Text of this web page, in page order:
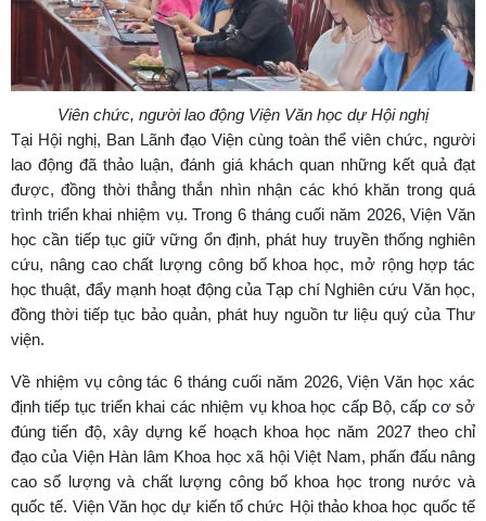
Viên chức, người lao động Viện Văn học dự Hội nghị
Tại Hội nghị, Ban Lãnh đạo Viện cùng toàn thể viên chức, người
lao động đã thảo luận, đánh giá khách quan những kết quả đạt
được, đồng thời thẳng thắn nhìn nhận các khó khăn trong quá
trình triển khai nhiệm vụ. Trong 6 tháng cuối năm 2026, Viện Văn
học cần tiếp tục giữ vững ổn định, phát huy truyền thống nghiên
cứu, nâng cao chất lượng công bố khoa học, mở rộng hợp tác
học thuật, đẩy mạnh hoạt động của Tạp chí Nghiên cứu Văn học,
đồng thời tiếp tục bảo quản, phát huy nguồn tư liệu quý của Thư
viện.
Về nhiệm vụ công tác 6 tháng cuối năm 2026, Viện Văn học xác
định tiếp tục triển khai các nhiệm vụ khoa học cấp Bộ, cấp cơ sở
đúng tiến độ, xây dựng kế hoạch khoa học năm 2027 theo chỉ
đạo của Viện Hàn lâm Khoa học xã hội Việt Nam, phấn đấu nâng
cao số lượng và chất lượng công bố khoa học trong nước và
quốc tế. Viện Văn học dự kiến tổ chức Hội thảo khoa học quốc tế